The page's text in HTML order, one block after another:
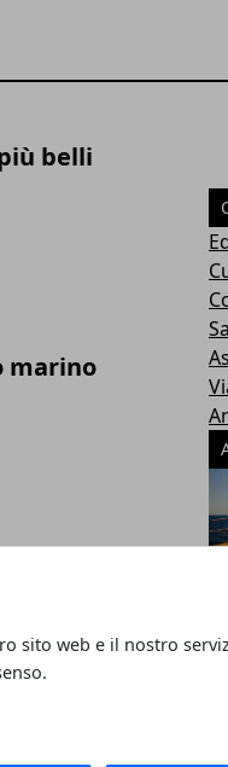
sito web e il nostro
belli
marino